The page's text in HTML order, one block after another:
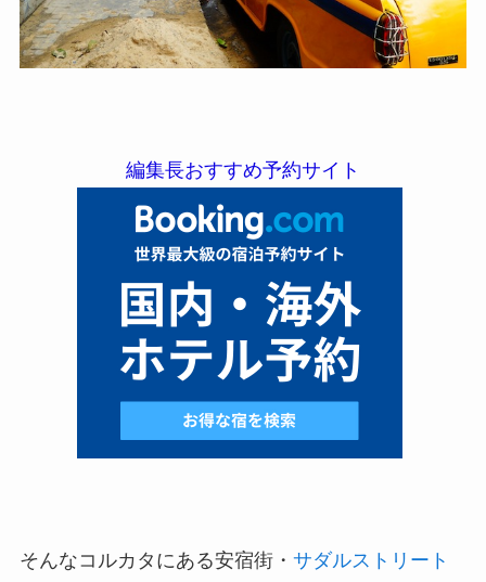
編集長おすすめ予約サイト
そんなコルカタにある安宿街・ サダルストリート